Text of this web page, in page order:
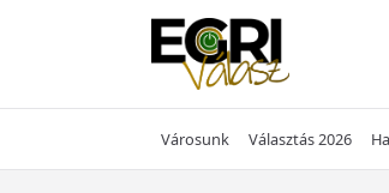
Városunk Választás 2026